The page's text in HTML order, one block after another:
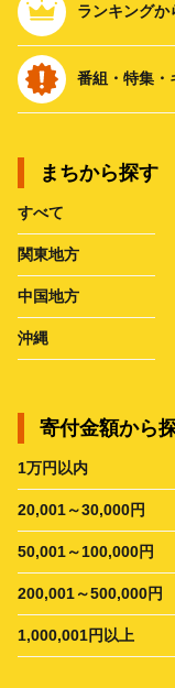
ランキングか
番組・特集・
まちから探す
すべて
関東地方
中国地方
沖縄
寄付金額から
1万円以内
20,001～30,000円
50,001～100,000円
200,001～500,000円
1,000,001円以上